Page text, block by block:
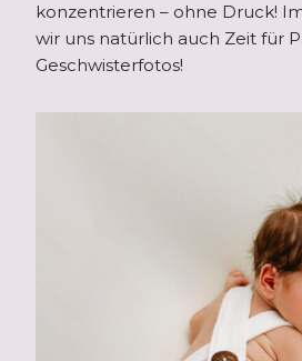
konzentrieren – ohne Druck!
wir uns natürlich auch Zeit für
Geschwisterfotos!